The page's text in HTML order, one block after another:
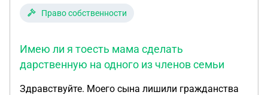
Право собственности
Имею ли я тоесть мама сделать
дарственную на одного из членов семьи
Здравствуйте. Моего сына лишили гражданства